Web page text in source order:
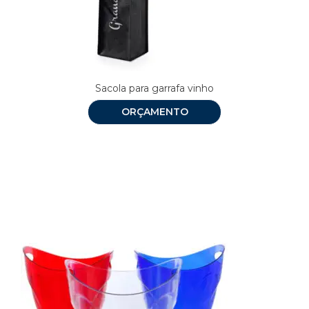
Sacola para garrafa vinho
ORÇAMENTO